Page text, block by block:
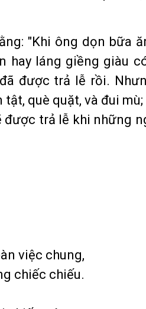
"Khi ông dọn bữa
hay láng giềng giàu
được trả lễ rồi.
què quặt, và đui
được trả lễ khi những
việc chung,
chiếc chiếu.